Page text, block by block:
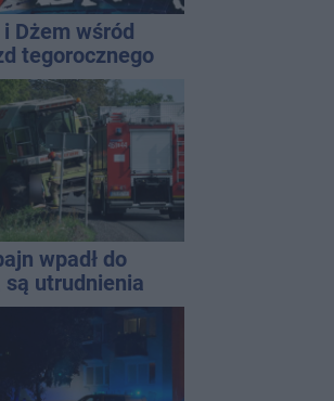
i Dżem wśród
tegorocznego
miasta
wpadł do
są utrudnienia